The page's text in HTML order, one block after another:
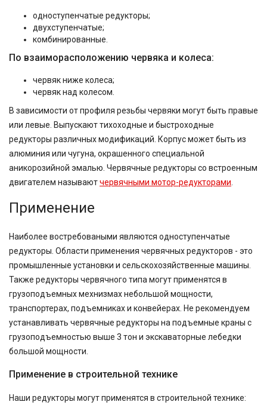
одноступенчатые редукторы;
двухступенчатые;
комбинированные.
По взаиморасположению червяка и колеса:
червяк ниже колеса;
червяк над колесом.
В зависимости от профиля резьбы червяки могут быть правые
или левые. Выпускают тихоходные и быстроходные
редукторы различных модификаций. Корпус может быть из
алюминия или чугуна, окрашенного специальной
аникорозийной эмалью. Червячные редукторы со встроенным
двигателем называютчервячными мотор-редукторами.
Применение
Наиболее востребоваными являются одноступенчатые
редукторы. Области применения червячных редукторов - это
промышленные установки и сельскохозяйственные машины.
Также редукторы червячного типа могут применятся в
грузоподъемных мехнизмах небольшой мощности,
транспортерах, подъемниках и конвейерах. Не рекомендуем
устанавливать червячные редукторы на подъемные краны с
грузоподъемностью выше 3 тон и экскаваторные лебедки
большой мощности.
Применение в строительной технике
Наши редукторы могут применятся в строительной технике: